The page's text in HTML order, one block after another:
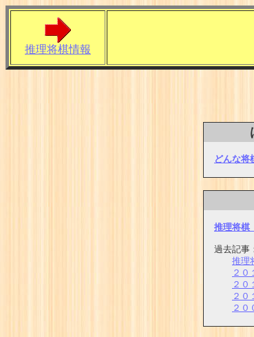
推理将棋情報
どんな将
推理将棋
過去記事
推理
２０
２０
２０
２０